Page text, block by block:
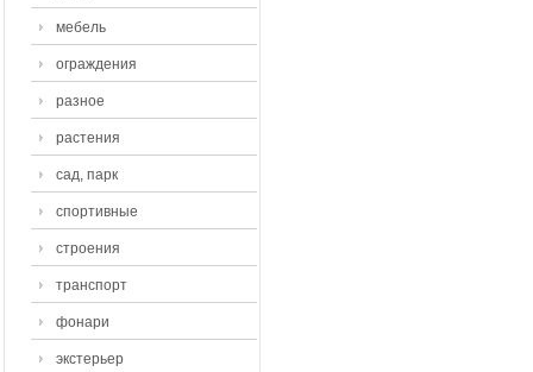
мебель
ограждения
разное
растения
сад, парк
спортивные
строения
транспорт
фонари
экстерьер